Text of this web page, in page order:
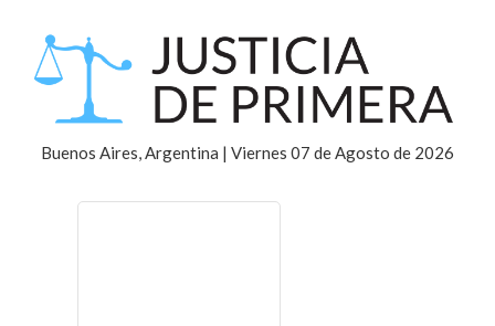
Buenos Aires, Argentina | Viernes 07 de Agosto de 2026